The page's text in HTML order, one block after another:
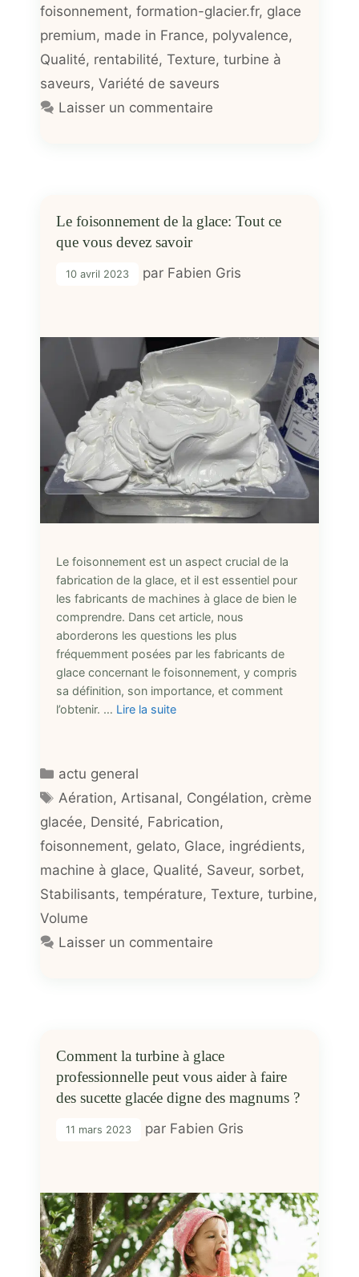
foisonnement, formation-glacier.fr, glace
premium, made in France, polyvalence,
Qualité, rentabilité, Texture, turbine à
saveurs, Variété de saveurs
Laisser un commentaire
Le foisonnement de la glace: Tout ce
que vous devez savoir
10 avril 2023 par Fabien Gris
Le foisonnement est un aspect crucial de la
fabrication de la glace, et il est essentiel pour
les fabricants de machines à glace de bien le
comprendre. Dans cet article, nous
aborderons les questions les plus
fréquemment posées par les fabricants de
glace concernant le foisonnement, y compris
sa définition, son importance, et comment
l’obtenir. … Lire la suite
Catégories
actu general
Étiquettes
Aération, Artisanal, Congélation, crème
glacée, Densité, Fabrication,
foisonnement, gelato, Glace, ingrédients,
machine à glace, Qualité, Saveur, sorbet,
Stabilisants, température, Texture, turbine,
Volume
Laisser un commentaire
Comment la turbine à glace
professionnelle peut vous aider à faire
des sucette glacée digne des magnums ?
11 mars 2023 par Fabien Gris